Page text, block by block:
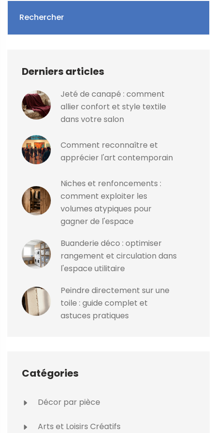
Rechercher
Derniers articles
Jeté de canapé : comment
allier confort et style textile
dans votre salon
Comment reconnaître et
apprécier l'art contemporain
Niches et renfoncements :
comment exploiter les
volumes atypiques pour
gagner de l'espace
Buanderie déco : optimiser
rangement et circulation dans
l'espace utilitaire
Peindre directement sur une
toile : guide complet et
astuces pratiques
Catégories
Décor par pièce
Arts et Loisirs Créatifs